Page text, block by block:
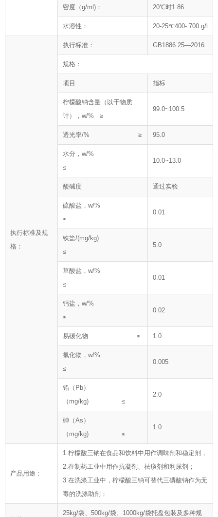
密度（g/ml)： 20℃时1.86
水溶性： 20-25℃400- 700 g/l
执行标准及规
格：
执行标准： GB1886.25—2016
规格：
项目 指标
柠檬酸钠含量（以干物质
计），w/% ≥
99.0~100.5
透光率/% ≥ 95.0
水分，w/%
≤
10.0~13.0
酸碱度 通过实验
硫酸盐，w/%
≤
0.01
铁盐/(mg/kg)
≤
5.0
草酸盐，w/%
≤
0.01
钙盐，w/%
≤
0.02
易碳化物 ≤ 1.0
氯化物，w/%
≤
0.005
铅（Pb）
（mg/kg) ≤
2.0
砷（As）
（mg/kg) ≤
1.0
产品用途：
1.柠檬酸三钠在食品和饮料中用作调味剂和稳定剂，
2.在制药工业中用作抗凝剂、祛痰剂和利尿剂；
3.在洗涤工业中，柠檬酸三钠可替代三磷酸钠作为无
毒的洗涤助剂；
25kg/袋、500kg/袋、1000kg/袋托盘包装及多种规